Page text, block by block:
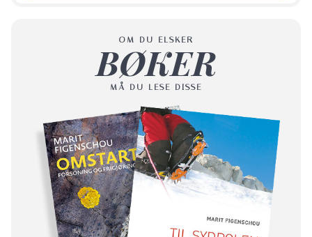
OM DU ELSKER
BØKER
MÅ DU LESE DISSE